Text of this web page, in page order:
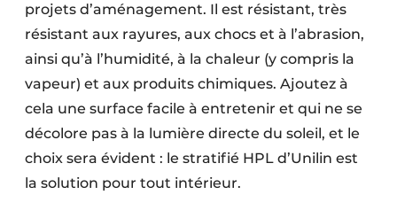
projets d’aménagement. Il est résistant, très
résistant aux rayures, aux chocs et à l’abrasion,
ainsi qu’à l’humidité, à la chaleur (y compris la
vapeur) et aux produits chimiques. Ajoutez à
cela une surface facile à entretenir et qui ne se
décolore pas à la lumière directe du soleil, et le
choix sera évident : le stratifié HPL d’Unilin est
la solution pour tout intérieur.